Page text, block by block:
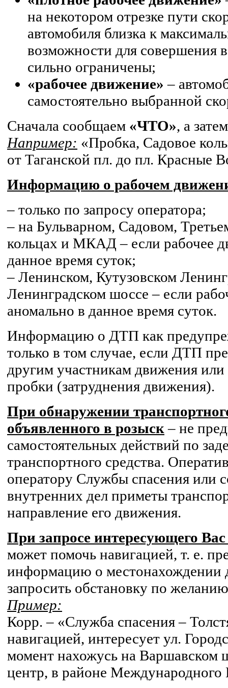
на некотором отрезке пути
автомобиля близка к
возможности для совершения
сильно ограничены;
«рабочее движение» –
самостоятельно выбранной
Сначала сообщаем «ЧТО», а
Например: «Пробка, Садовое
от Таганской пл. до пл. Красные
Информацию о рабочем
– только по запросу оператора;
– на Бульварном, Садовом,
кольцах и МКАД – если рабочее
данное время суток;
– Ленинском, Кутузовском
Ленинградском шоссе – если
аномально в данное время суток.
Информацию о ДТП как
только в том случае, если ДТП
другим участникам движения или
пробки (затруднения движения).
При обнаружении
объявленного в розыск – не
самостоятельных действий по
транспортного средства.
оператору Службы спасения или
внутренних дел приметы
направление его движения.
При запросе интересующего Вас
может помочь навигацией, т. е.
информацию о местонахождении
запросить обстановку по
Пример:
Корр. – «Служба спасения –
навигацией, интересует ул.
момент нахожусь на Варшавском
центр, в районе Международного